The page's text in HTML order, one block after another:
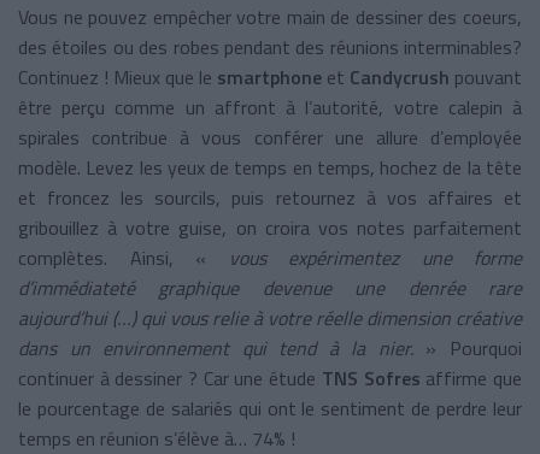
Vous ne pouvez empêcher votre main de dessiner des coeurs,
des étoiles ou des robes pendant des réunions interminables?
Continuez ! Mieux que le smartphone et Candycrush pouvant
être perçu comme un affront à l’autorité, votre calepin à
spirales contribue à vous conférer une allure d’employée
modèle. Levez les yeux de temps en temps, hochez de la tête
et froncez les sourcils, puis retournez à vos affaires et
gribouillez à votre guise, on croira vos notes parfaitement
complètes. Ainsi, «
vous expérimentez une forme
d’immédiateté graphique devenue une denrée rare
aujourd’hui (…) qui vous relie à votre réelle dimension créative
dans un environnement qui tend à la nier. » Pourquoi
continuer à dessiner ? Car une étude TNS Sofres affirme que
le pourcentage de salariés qui ont le sentiment de perdre leur
temps en réunion s’élève à… 74% !